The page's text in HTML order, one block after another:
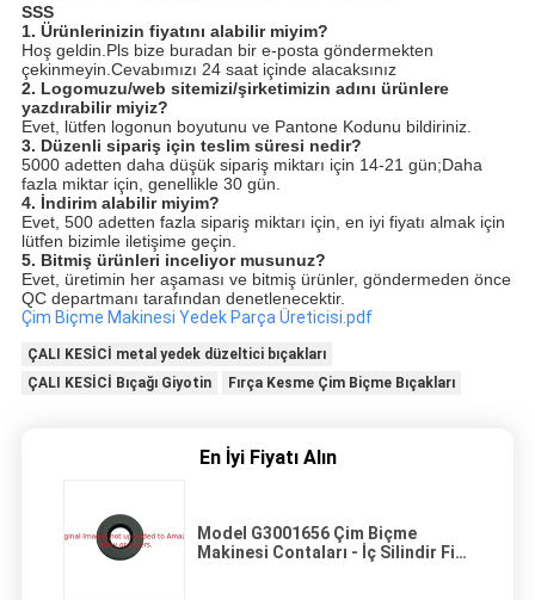
SSS
1. Ürünlerinizin fiyatını alabilir miyim?
Hoş geldin.Pls bize buradan bir e-posta göndermekten
çekinmeyin.Cevabımızı 24 saat içinde alacaksınız
2. Logomuzu/web sitemizi/şirketimizin adını ürünlere
yazdırabilir miyiz?
Evet, lütfen logonun boyutunu ve Pantone Kodunu bildiriniz.
3. Düzenli sipariş için teslim süresi nedir?
5000 adetten daha düşük sipariş miktarı için 14-21 gün;Daha
fazla miktar için, genellikle 30 gün.
4. İndirim alabilir miyim?
Evet, 500 adetten fazla sipariş miktarı için, en iyi fiyatı almak için
lütfen bizimle iletişime geçin.
5. Bitmiş ürünleri inceliyor musunuz?
Evet, üretimin her aşaması ve bitmiş ürünler, göndermeden önce
QC departmanı tarafından denetlenecektir.
Çim Biçme Makinesi Yedek Parça Üreticisi.pdf
ÇALI KESİCİ metal yedek düzeltici bıçakları
ÇALI KESİCİ Bıçağı Giyotin
Fırça Kesme Çim Biçme Bıçakları
En İyi Fiyatı Alın
Model G3001656 Çim Biçme
Makinesi Contaları - İç Silindir Fit